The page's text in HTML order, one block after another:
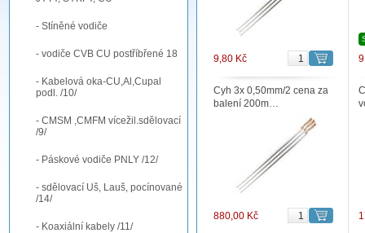
- Stíněné vodiče
- vodiče CVB CU postříbřené 18
- Kabelová oka-CU,Al,Cupal
podl. /10/
- CMSM ,CMFM vícežil.sdělovací
/9/
- Páskové vodiče PNLY /12/
- sdělovací Uš, Lauš, pocínované
/14/
- Koaxiální kabely /11/
9,80 Kč
Cyh 3x 0,50mm/2 cena za
balení 200m…
880,00 Kč